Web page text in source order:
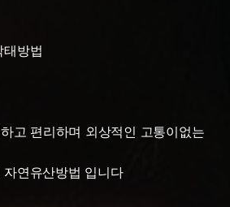
방법
고 편리하며 외상적인 고통이없는
연유산방법 입니다